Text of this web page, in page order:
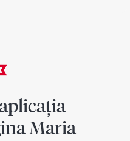
Maria